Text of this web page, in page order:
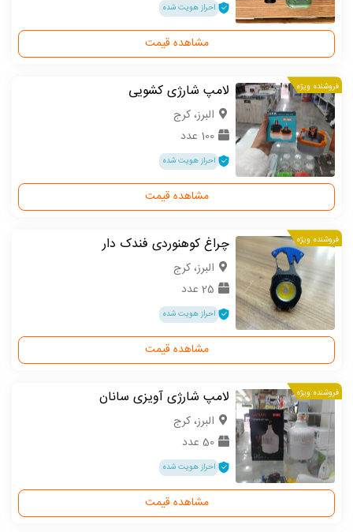
احراز هویت شده
مشاهده قیمت
فروشنده ویژه لامپ شارژی کشویی
البرز، کرج
100 عدد
احراز هویت شده
مشاهده قیمت
فروشنده ویژه چراغ کوهنوردی فندک دار
البرز، کرج
25 عدد
احراز هویت شده
مشاهده قیمت
فروشنده ویژه لامپ شارژی آویزی سانان
البرز، کرج
50 عدد
احراز هویت شده
مشاهده قیمت